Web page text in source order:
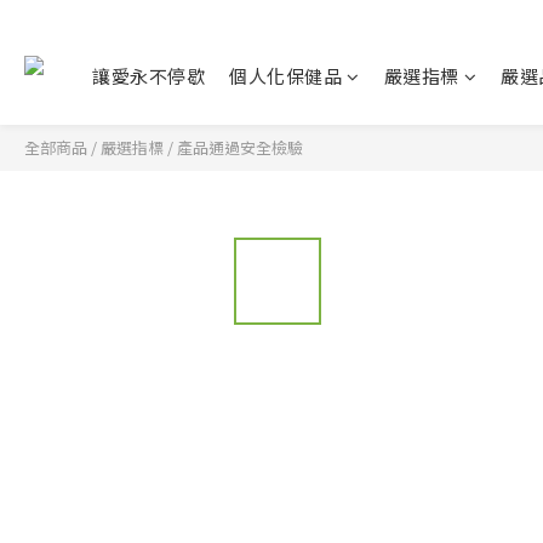
讓愛永不停歇 個人化保健品 嚴選指標 嚴
全部商品 / 嚴選指標 / 產品通過安全檢驗